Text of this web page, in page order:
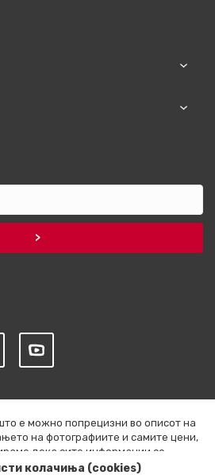
е можно попрецизни во описот на
на фотографиите и самите цени,
дека сите информации се
артикли прикажани на сајтот се
колачиња (cookies)